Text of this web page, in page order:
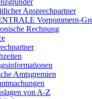
Ansprechpartner
Vorpommern-
Rechnung
Amtsgremien
von A-Z